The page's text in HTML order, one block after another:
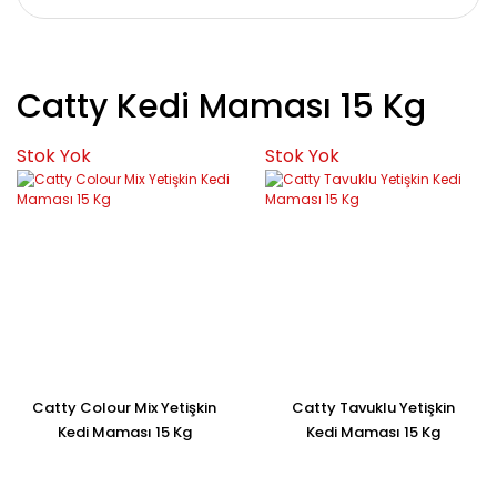
Catty Kedi Maması 15 Kg
Stok Yok
Catty Colour Mix Yetişkin
Kedi Maması 15 Kg
Stok Yok
Catty Tavuklu Yetişkin
Kedi Maması 15 Kg